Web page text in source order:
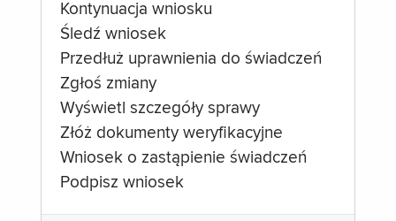
Kontynuacja wniosku
Śledź wniosek
Przedłuż uprawnienia do świadczeń
Zgłoś zmiany
Wyświetl szczegóły sprawy
Złóż dokumenty weryfikacyjne
Wniosek o zastąpienie świadczeń
Podpisz wniosek